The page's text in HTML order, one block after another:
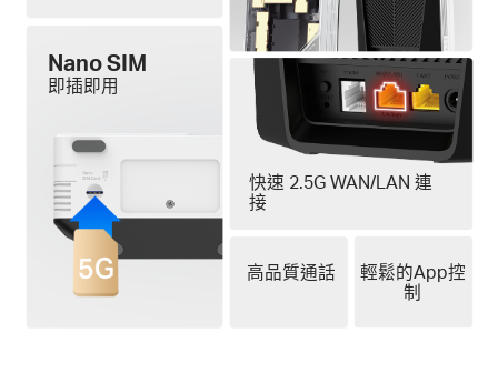
Nano SIM
即插即用
快速 2.5G WAN/LAN 連
接
高品質通話
輕鬆的App控
制